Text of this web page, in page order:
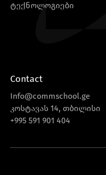
ტექნოლოგიები
Contact
Info@commschool.ge
კოსტავას 14, თბილისი
+995 591 901 404